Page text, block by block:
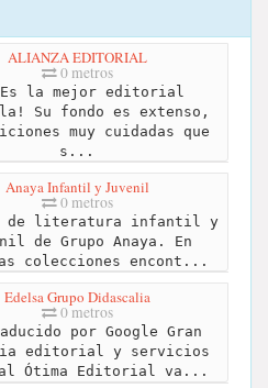
ALIANZA EDITORIAL
0 metros
la mejor editorial
Su fondo es extenso,
muy cuidadas que
s...
Anaya Infantil y Juvenil
0 metros
de literatura infantil y
de Grupo Anaya. En
colecciones encont...
Edelsa Grupo Didascalia
0 metros
por Google Gran
editorial y servicios
Ótima Editorial va...